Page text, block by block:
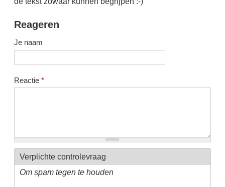
Reageren
Je naam
Reactie *
Verplichte controlevraag
Om spam tegen te houden